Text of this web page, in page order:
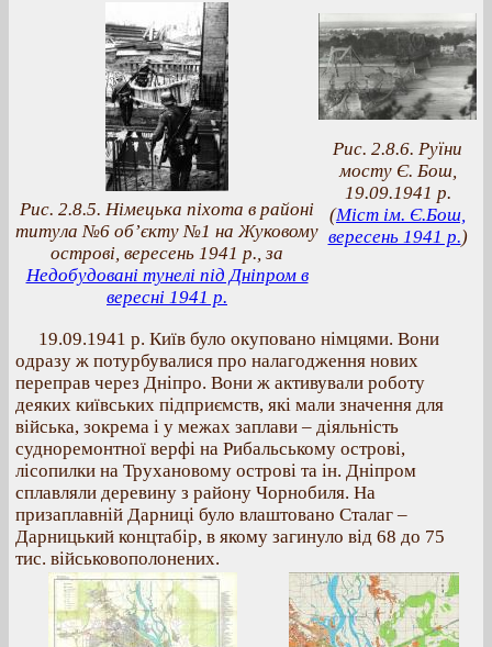
Рис. 2.8.5. Німецька піхота в районі
титула №6 об’єкту №1 на Жуковому
острові, вересень 1941 р., за
Недобудовані тунелі під Дніпром в
вересні 1941 р.
Рис. 2.8.6. Руїни
мосту Є. Бош,
19.09.1941 р.
(Міст ім. Є.Бош,
вересень 1941 р.)
19.09.1941 р. Київ було окуповано німцями. Вони
одразу ж потурбувалися про налагодження нових
переправ через Дніпро. Вони ж активували роботу
деяких київських підприємств, які мали значення для
війська, зокрема і у межах заплави – діяльність
судноремонтної верфі на Рибальському острові,
лісопилки на Трухановому острові та ін. Дніпром
сплавляли деревину з району Чорнобиля. На
призаплавній Дарниці було влаштовано Сталаг –
Дарницький концтабір, в якому загинуло від 68 до 75
тис. військовополонених.